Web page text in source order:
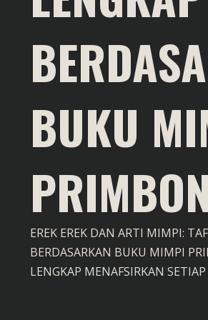
BUKU
EREK EREK DAN ARTI MIMPI:
BERDASARKAN BUKU MIMPI
LENGKAP MENAFSIRKAN